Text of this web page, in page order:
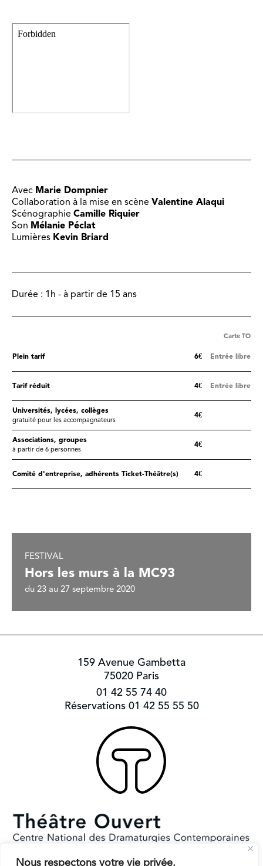
Nous respectons votre vie privée.
Avec Marie Dompnier
Collaboration à la mise en scène Valentine Alaqui
Scénographie Camille Riquier
Son Mélanie Péclat
Lumières Kevin Briard
Durée : 1h - à partir de 15 ans
Carte TO
Plein tarif 6€ Entrée libre
Tarif réduit 4€ Entrée libre
Universités, lycées, collèges
gratuité pour les accompagnateurs
4€
Associations, groupes
à partir de 6 personnes
4€
Comité d'entreprise, adhérents Ticket-Théâtre(s) 4€
FESTIVAL
Hors les murs à la MC93
du 23 au 27 septembre 2020
159 Avenue Gambetta
75020 Paris
01 42 55 74 40
Réservations 01 42 55 55 50